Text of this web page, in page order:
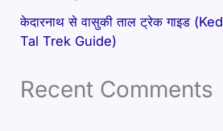
केदारनाथ से वासुकी ताल ट्रेक गाइड
Tal Trek Guide)
Recent Comments